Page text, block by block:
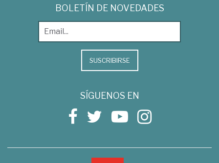
BOLETÍN DE NOVEDADES
SUSCRIBIRSE
SÍGUENOS EN